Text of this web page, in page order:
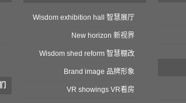
Wisdom exhibition hall 智慧展厅
New horizon 新视界
Wisdom shed reform 智慧棚改
Brand image 品牌形象
VR showings VR看房